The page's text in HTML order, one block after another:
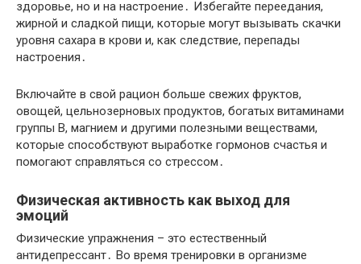
здоровье, но и на настроение․ Избегайте переедания,
жирной и сладкой пищи, которые могут вызывать скачки
уровня сахара в крови и, как следствие, перепады
настроения․
Включайте в свой рацион больше свежих фруктов,
овощей, цельнозерновых продуктов, богатых витаминами
группы B, магнием и другими полезными веществами,
которые способствуют выработке гормонов счастья и
помогают справляться со стрессом․
Физическая активность как выход для
эмоций
Физические упражнения – это естественный
антидепрессант․ Во время тренировки в организме